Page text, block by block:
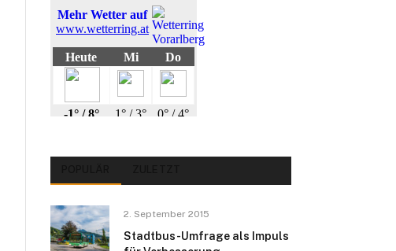
2. September 2015
Stadtbus-Umfrage als Impuls